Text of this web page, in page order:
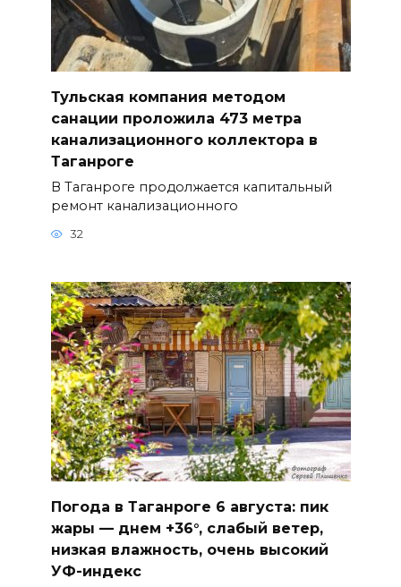
Тульская компания методом
санации проложила 473 метра
канализационного коллектора в
Таганроге
В Таганроге продолжается капитальный
ремонт канализационного
32
Погода в Таганроге 6 августа: пик
жары — днем +36°, слабый ветер,
низкая влажность, очень высокий
УФ-индекс